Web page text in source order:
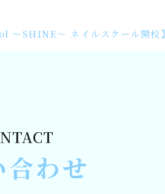
～SHINE～ ネイルスクール開校】
わせ